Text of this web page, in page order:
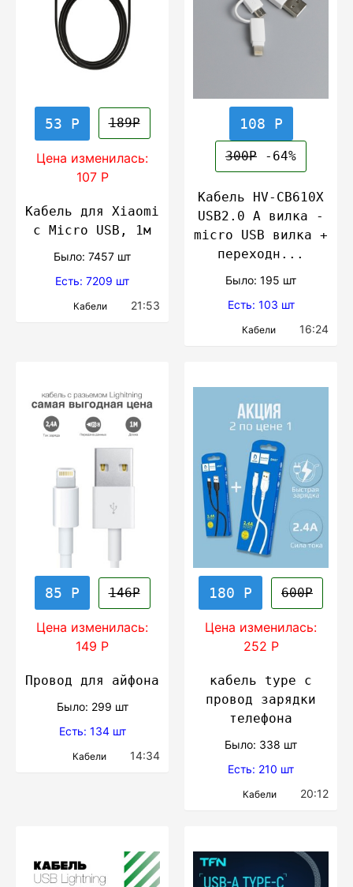
53 Р 189Р
Цена изменилась:
107 Р
Кабель для Xiaomi
с Micro USB, 1м
Было: 7457 шт
Есть: 7209 шт
Кабели 21:53
108 Р
300Р -64%
Кабель HV-CB610X
USB2.0 A вилка -
micro USB вилка +
переходн...
Было: 195 шт
Есть: 103 шт
Кабели 16:24
85 Р 146Р
Цена изменилась:
149 Р
Провод для айфона
Было: 299 шт
Есть: 134 шт
Кабели 14:34
180 Р 600Р
Цена изменилась:
252 Р
кабель type c
провод зарядки
телефона
Было: 338 шт
Есть: 210 шт
Кабели 20:12